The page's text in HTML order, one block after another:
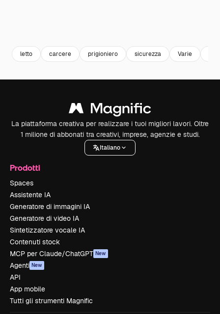
letto carcere prigioniero sicurezza Varie
La piattaforma creativa per realizzare i tuoi migliori lavori. Oltre
1 milione di abbonati tra creativi, imprese, agenzie e studi.
Italiano
Prodotti
Spaces
Assistente IA
Generatore di immagini IA
Generatore di video IA
Sintetizzatore vocale IA
Contenuti stock
MCP per Claude/ChatGPT New
Agenti New
API
App mobile
Tutti gli strumenti Magnific